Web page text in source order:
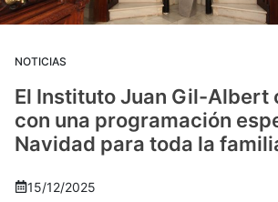
NOTICIAS
El Instituto Juan Gil-Albert
con una programación
Navidad para toda la
15/12/2025